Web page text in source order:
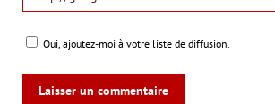
Oui, ajoutez-moi à votre liste de diffusion.